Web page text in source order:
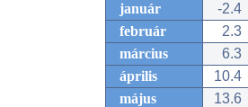
január
-2.4
február
2.3
március
6.3
április
10.4
május
13.6